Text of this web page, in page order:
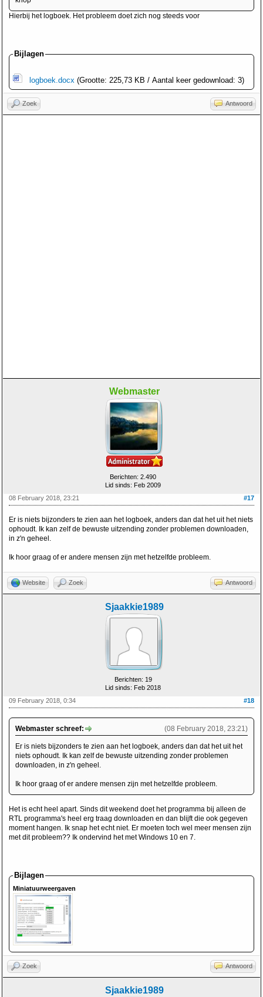
Hierbij het logboek. Het probleem doet zich nog steeds voor
Bijlagen
logboek.docx (Grootte: 225,73 KB / Aantal keer gedownload: 3)
Zoek Antwoord
Webmaster
Berichten: 2.490
Lid sinds: Feb 2009
#17
08 February 2018, 23:21
Er is niets bijzonders te zien aan het logboek, anders dan dat het uit het niets
ophoudt. Ik kan zelf de bewuste uitzending zonder problemen downloaden,
in z'n geheel.
Ik hoor graag of er andere mensen zijn met hetzelfde probleem.
Website Zoek Antwoord
Sjaakkie1989
Berichten: 19
Lid sinds: Feb 2018
#18
09 February 2018, 0:34
(08 February 2018, 23:21)
Webmaster schreef:
Er is niets bijzonders te zien aan het logboek, anders dan dat het uit het
niets ophoudt. Ik kan zelf de bewuste uitzending zonder problemen
downloaden, in z'n geheel.
Ik hoor graag of er andere mensen zijn met hetzelfde probleem.
Het is echt heel apart. Sinds dit weekend doet het programma bij alleen de
RTL programma's heel erg traag downloaden en dan blijft die ook gegeven
moment hangen. Ik snap het echt niet. Er moeten toch wel meer mensen zijn
met dit probleem?? Ik ondervind het met Windows 10 en 7.
Bijlagen
Miniatuurweergaven
Zoek Antwoord
Sjaakkie1989